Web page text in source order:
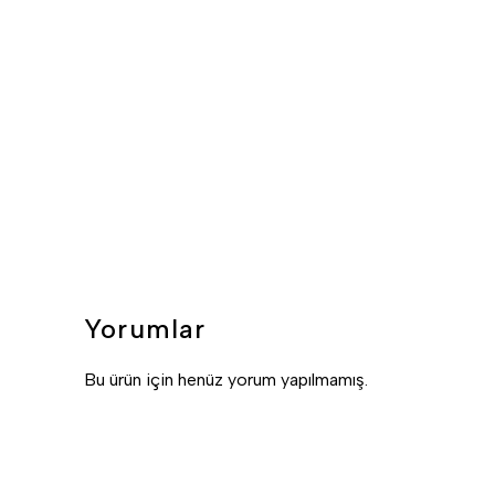
Yorumlar
Bu ürün için henüz yorum yapılmamış.